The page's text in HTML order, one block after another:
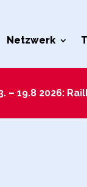
Netzwerk
– 19.8 2026: